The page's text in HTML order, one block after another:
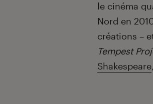
le cinéma
Nord en
créations –
Tempest
Shakespeare,